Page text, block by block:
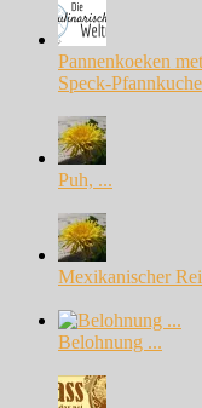
Pannenkoeken
Speck-
Puh, ...
Mexikanischer
Belohnung ...